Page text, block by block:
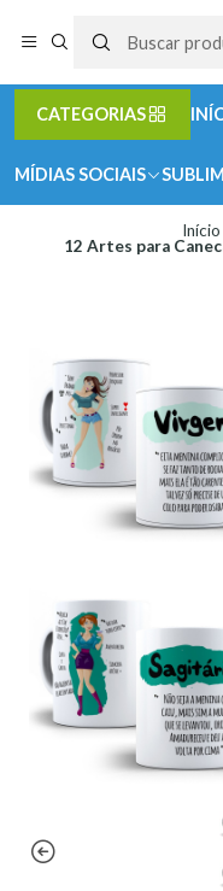
CATEGORIAS
MÍDIAS SOCIAIS
Início
12 Artes para